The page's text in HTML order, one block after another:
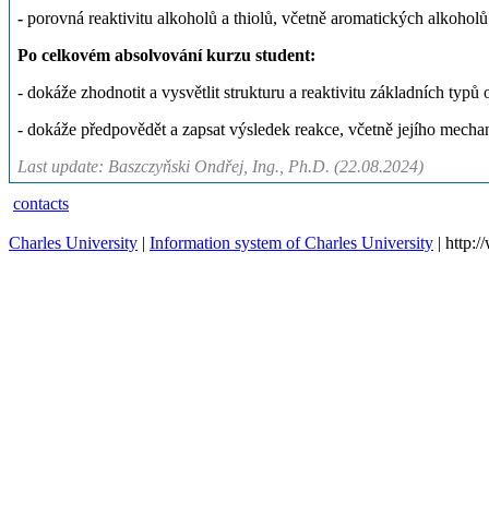
- porovná reaktivitu alkoholů a thiolů, včetně aromatických
Po celkovém absolvování kurzu student:
- dokáže zhodnotit a vysvětlit strukturu a reaktivitu základních
- dokáže předpovědět a zapsat výsledek reakce, včetně jejího
Last update: Baszczyňski Ondřej, Ing., Ph.D. (22.08.2024)
contacts
Charles University | Information system of Charles University |